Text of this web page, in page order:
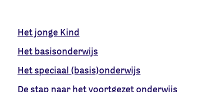
Het jonge Kind
Het basisonderwijs
Het speciaal (basis)onderwijs
De stap naar het voortgezet onderwijs